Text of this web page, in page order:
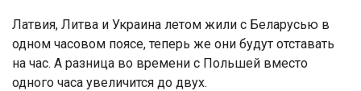
Латвия, Литва и Украина летом жили с Беларусью в
одном часовом поясе, теперь же они будут отставать
на час. А разница во времени с Польшей вместо
одного часа увеличится до двух.